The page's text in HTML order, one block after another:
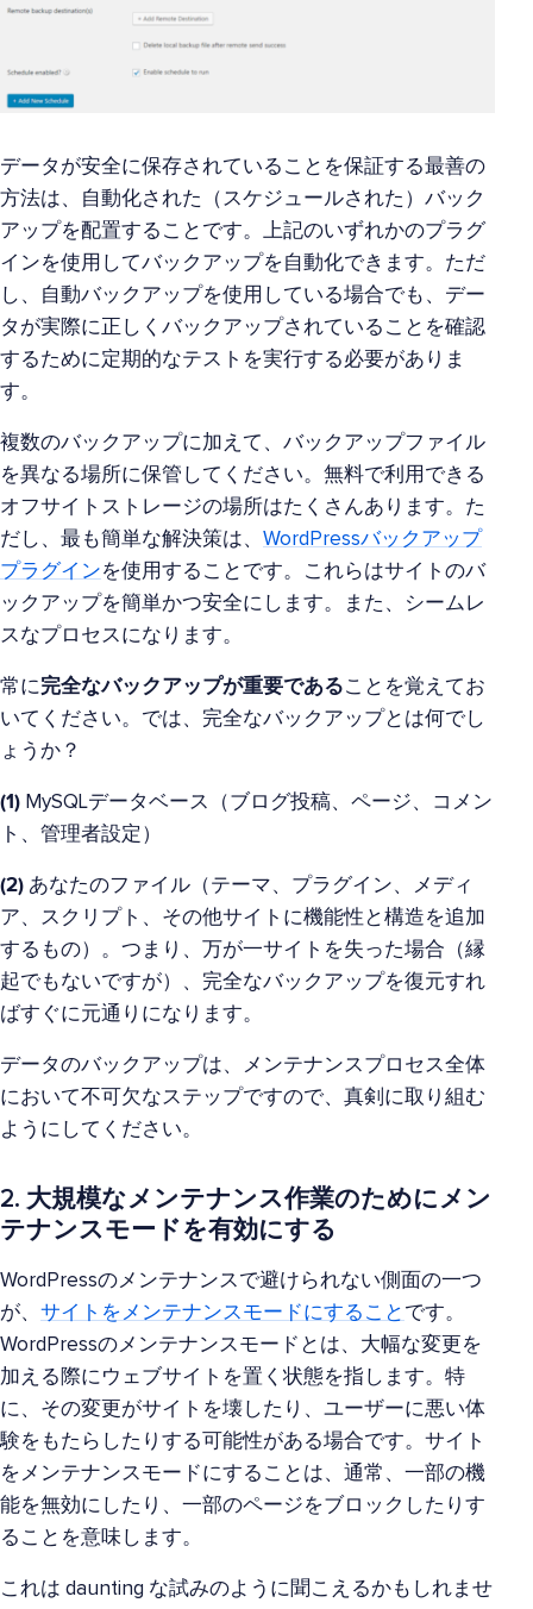
データが安全に保存されていることを保証する最善の
方法は、自動化された（スケジュールされた）バック
アップを配置することです。上記のいずれかのプラグ
インを使用してバックアップを自動化できます。ただ
し、自動バックアップを使用している場合でも、デー
タが実際に正しくバックアップされていることを確認
するために定期的なテストを実行する必要がありま
す。
複数のバックアップに加えて、バックアップファイル
を異なる場所に保管してください。無料で利用できる
オフサイトストレージの場所はたくさんあります。た
だし、最も簡単な解決策は、 WordPressバックアップ
プラグインを使用することです。これらはサイトのバ
ックアップを簡単かつ安全にします。また、シームレ
スなプロセスになります。
常に完全なバックアップが重要であることを覚えてお
いてください。では、完全なバックアップとは何でし
ょうか？
(1) MySQLデータベース（ブログ投稿、ページ、コメン
ト、管理者設定）
(2) あなたのファイル（テーマ、プラグイン、メディ
ア、スクリプト、その他サイトに機能性と構造を追加
するもの）。つまり、万が一サイトを失った場合（縁
起でもないですが）、完全なバックアップを復元すれ
ばすぐに元通りになります。
データのバックアップは、メンテナンスプロセス全体
において不可欠なステップですので、真剣に取り組む
ようにしてください。
2. 大規模なメンテナンス作業のためにメン
テナンスモードを有効にする
WordPressのメンテナンスで避けられない側面の一つ
が、 サイトをメンテナンスモードにすること です。
WordPressのメンテナンスモードとは、大幅な変更を
加える際にウェブサイトを置く状態を指します。特
に、その変更がサイトを壊したり、ユーザーに悪い体
験をもたらしたりする可能性がある場合です。サイト
をメンテナンスモードにすることは、通常、一部の機
能を無効にしたり、一部のページをブロックしたりす
ることを意味します。
これは daunting な試みのように聞こえるかもしれませ